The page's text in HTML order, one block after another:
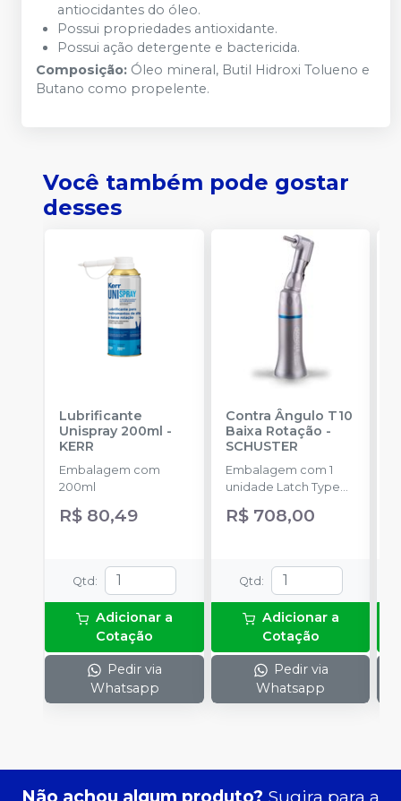
antiocidantes do óleo.
Possui propriedades antioxidante.
Possui ação detergente e bactericida.
Composição: Óleo mineral, Butil Hidroxi Tolueno e
Butano como propelente.
Você também pode gostar
desses
Lubrificante
Unispray 200ml -
KERR
Embalagem com
200ml
R$ 80,49
Qtd :
Adicionar a
Cotação
Pedir via
Whatsapp
Contra Ângulo T10
Baixa Rotação -
SCHUSTER
Embalagem com 1
unidade Latch Type
(Trava).
R$ 708,00
Qtd :
Adicionar a
Cotação
Pedir via
Whatsapp
Não achou algum produto? Sugira para a